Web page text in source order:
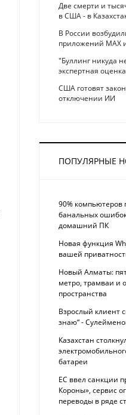
Две смерти и
в США - в
В России
приложений MAX
"Буллинг никуда
экспертная
США готовят
отключении ИИ
ПОПУЛЯРНЫЕ
90% компьютеров
банальных
домашний ПК
Новая функция
вашей
Новый Алматы:
метро, трамваи и
пространства
Взрослый клиент
знаю“ -
Казахстан
батареи
ЕС ввел санкции
Короны», сервис
переводы в ряде